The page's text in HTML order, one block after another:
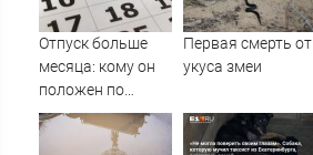
питбайкера
07/08/2026 –
личность
Отпуск больше
месяца: кому он
положен по
закону в
Башкирии
Первая смерть от
укуса змеи